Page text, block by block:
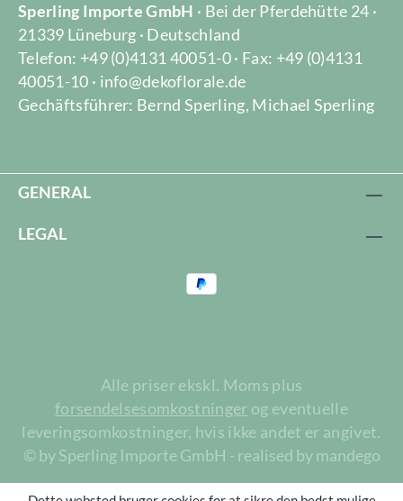
Sperling Importe GmbH · Bei der Pferdehütte 24 ·
21339 Lüneburg · Deutschland
Telefon: +49 (0)4131 40051-0 · Fax: +49 (0)4131
40051-10 · info@dekoflorale.de
Gechäftsführer: Bernd Sperling, Michael Sperling
GENERAL
LEGAL
Alle priser ekskl. Moms plus
forsendelsesomkostninger og eventuelle
leveringsomkostninger, hvis ikke andet er angivet.
© by Sperling Importe GmbH - realised by mandego